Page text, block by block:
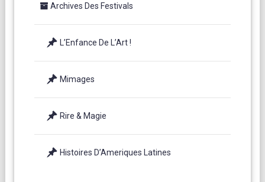
Archives Des Festivals
L’Enfance De L’Art !
Mimages
Rire & Magie
Histoires D’Ameriques Latines